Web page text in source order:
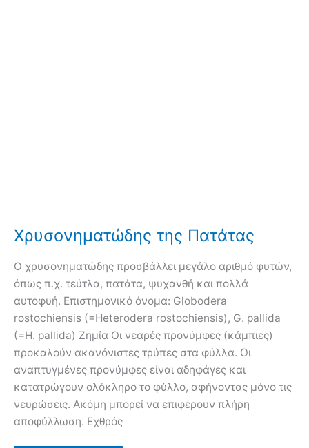
Χρυσονηματώδης της Πατάτας
Ο χρυσονηματώδης προσβάλλει μεγάλο αριθμό φυτών,
όπως π.χ. τεύτλα, πατάτα, ψυχανθή και πολλά
αυτοφυή. Επιστημονικό όνομα: Globodera
rostochiensis (=Heterodera rostochiensis), G. pallida
(=H. pallida) Ζημία Οι νεαρές προνύμφες (κάμπιες)
προκαλούν ακανόνιστες τρύπες στα φύλλα. Οι
αναπτυγμένες προνύμφες είναι αδηφάγες και
κατατρώγουν ολόκληρο το φύλλο, αφήνοντας μόνο τις
νευρώσεις. Ακόμη μπορεί να επιφέρουν πλήρη
αποφύλλωση. Εχθρός